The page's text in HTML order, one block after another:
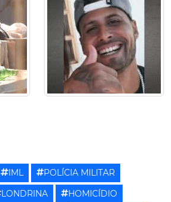
IML
POLÍCIA MILITAR
LONDRINA
HOMICÍDIO